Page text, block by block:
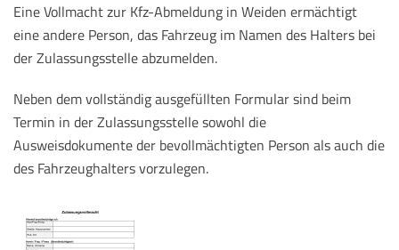
Eine Vollmacht zur Kfz-Abmeldung in Weiden ermächtigt
eine andere Person, das Fahrzeug im Namen des Halters bei
der Zulassungsstelle abzumelden.
Neben dem vollständig ausgefüllten Formular sind beim
Termin in der Zulassungsstelle sowohl die
Ausweisdokumente der bevollmächtigten Person als auch die
des Fahrzeughalters vorzulegen.